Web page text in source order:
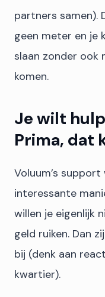
partners samen).
geen meter en je
slaan zonder ook
komen.
Je wilt
Prima, dat
Voluum’s
interessante
willen je eigenlijk
geld ruiken. Dan
bij (denk aan
kwartier).